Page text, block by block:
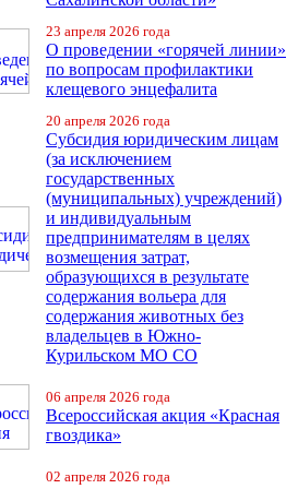
23 апреля 2026 года
О проведении «горячей линии»
по вопросам профилактики
клещевого энцефалита
20 апреля 2026 года
Субсидия юридическим лицам
(за исключением
государственных
(муниципальных) учреждений)
и индивидуальным
предпринимателям в целях
возмещения затрат,
образующихся в результате
содержания вольера для
содержания животных без
владельцев в Южно-
Курильском МО СО
06 апреля 2026 года
Всероссийская акция «Красная
гвоздика»
02 апреля 2026 года